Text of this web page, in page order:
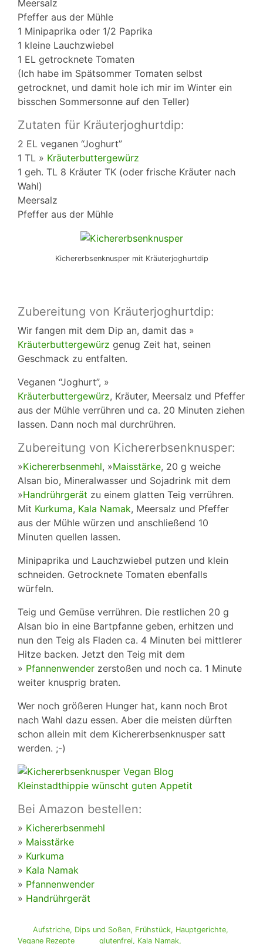
Meersalz
Pfeffer aus der Mühle
1 Minipaprika oder 1/2 Paprika
1 kleine Lauchzwiebel
1 EL getrocknete Tomaten
(Ich habe im Spätsommer Tomaten selbst
getrocknet, und damit hole ich mir im Winter ein
bisschen Sommersonne auf den Teller)
Zutaten für Kräuterjoghurtdip:
2 EL veganen “Joghurt”
1 TL » Kräuterbuttergewürz
1 geh. TL 8 Kräuter TK (oder frische Kräuter nach
Wahl)
Meersalz
Pfeffer aus der Mühle
Kichererbsenknusper mit Kräuterjoghurtdip
Zubereitung von Kräuterjoghurtdip:
Wir fangen mit dem Dip an, damit das »
Kräuterbuttergewürz genug Zeit hat, seinen
Geschmack zu entfalten.
Veganen “Joghurt”, »
Kräuterbuttergewürz, Kräuter, Meersalz und Pfeffer
aus der Mühle verrühren und ca. 20 Minuten ziehen
lassen. Dann noch mal durchrühren.
Zubereitung von Kichererbsenknusper:
»Kichererbsenmehl, »Maisstärke, 20 g weiche
Alsan bio, Mineralwasser und Sojadrink mit dem
»Handrührgerät zu einem glatten Teig verrühren.
Mit Kurkuma, Kala Namak, Meersalz und Pfeffer
aus der Mühle würzen und anschließend 10
Minuten quellen lassen.
Minipaprika und Lauchzwiebel putzen und klein
schneiden. Getrocknete Tomaten ebenfalls
würfeln.
Teig und Gemüse verrühren. Die restlichen 20 g
Alsan bio in eine Bartpfanne geben, erhitzen und
nun den Teig als Fladen ca. 4 Minuten bei mittlerer
Hitze backen. Jetzt den Teig mit dem
» Pfannenwender zerstoßen und noch ca. 1 Minute
weiter knusprig braten.
Wer noch größeren Hunger hat, kann noch Brot
nach Wahl dazu essen. Aber die meisten dürften
schon allein mit dem Kichererbsenknusper satt
werden. ;-)
Bei Amazon bestellen:
» Kichererbsenmehl
» Maisstärke
» Kurkuma
» Kala Namak
» Pfannenwender
» Handrührgerät
Aufstriche, Dips und Soßen, Frühstück, Hauptgerichte,
Vegane Rezepte
glutenfrei, Kala Namak,